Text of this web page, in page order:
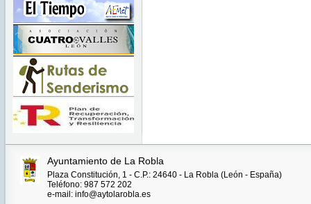
Ayuntamiento de La Robla
Plaza Constitución, 1 - C.P.: 24640 - La Robla (León - España)
Teléfono: 987 572 202
e-mail: info@aytolarobla.es